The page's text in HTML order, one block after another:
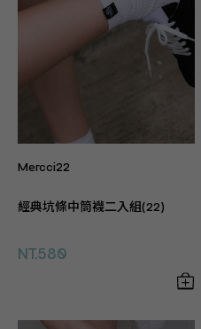
Mercci22
經典坑條中筒襪二入組(22)
NT.580